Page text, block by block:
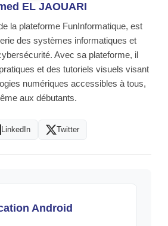
EL JAOUARI
la plateforme FunInformatique, est
des systèmes informatiques et
Avec sa plateforme, il
et des tutoriels visuels visant
numériques accessibles à tous,
aux débutants.
LinkedIn Twitter
Android